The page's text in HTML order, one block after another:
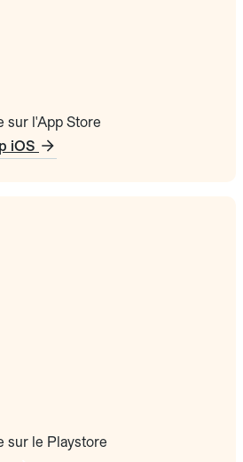
sur l'App Store
iOS
sur le Playstore